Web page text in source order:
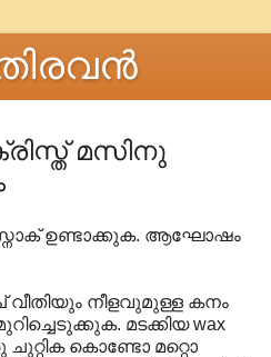
മസിനു
ഉണ്ടാക്കുക. ആഘോഷം
വീതിയും നീളവുമുള്ള കനം
മടക്കിയ wax
ചുറ്റിക കൊണ്ടോ മറ്റൊ